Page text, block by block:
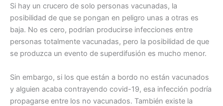
Si hay un crucero de solo personas vacunadas, la
posibilidad de que se pongan en peligro unas a otras es
baja. No es cero, podrían producirse infecciones entre
personas totalmente vacunadas, pero la posibilidad de que
se produzca un evento de superdifusión es mucho menor.
Sin embargo, si los que están a bordo no están vacunados
y alguien acaba contrayendo covid-19, esa infección podría
propagarse entre los no vacunados. También existe la